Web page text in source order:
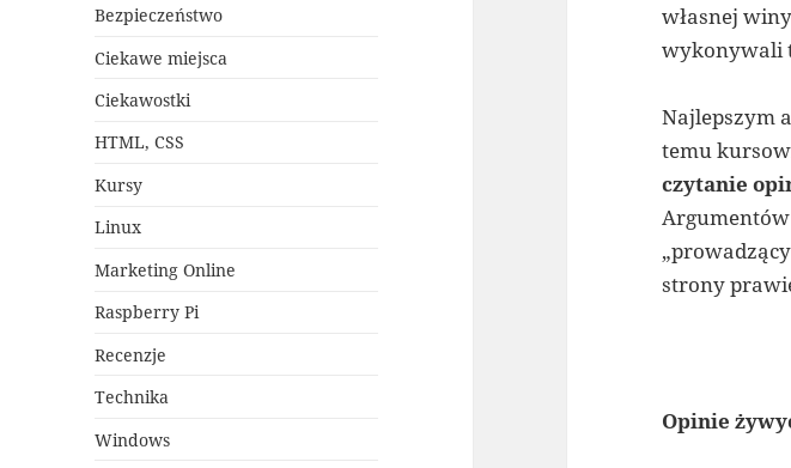
Bezpieczeństwo
Ciekawe miejsca
Ciekawostki
HTML, CSS
Kursy
Linux
Marketing Online
Raspberry Pi
Recenzje
Technika
Windows
własnej
wykonywali
Najlepszym
temu
czytanie
strony
Opinie